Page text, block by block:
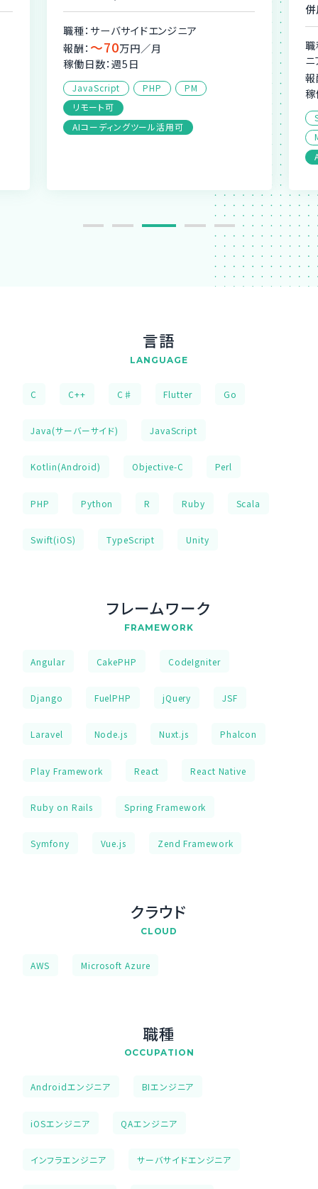
職種：サーバサイドエンジニア
報酬： 〜70万円／月
稼働日数：週5日
JavaScript PHP
PM
リモート可
AIコーディングツール活用可
職
報
言語
LANGUAGE
C C++ C♯ Flutter Go
Java(サーバーサイド) JavaScript
Kotlin(Android) Objective-C Perl
PHP Python R Ruby Scala
Swift(iOS) TypeScript Unity
フレームワーク
FRAMEWORK
Angular CakePHP CodeIgniter
Django FuelPHP jQuery JSF
Laravel Node.js Nuxt.js Phalcon
Play Framework React React Native
Ruby on Rails Spring Framework
Symfony Vue.js Zend Framework
クラウド
CLOUD
AWS Microsoft Azure
職種
OCCUPATION
Androidエンジニア BIエンジニア
iOSエンジニア QAエンジニア
インフラエンジニア サーバサイドエンジニア